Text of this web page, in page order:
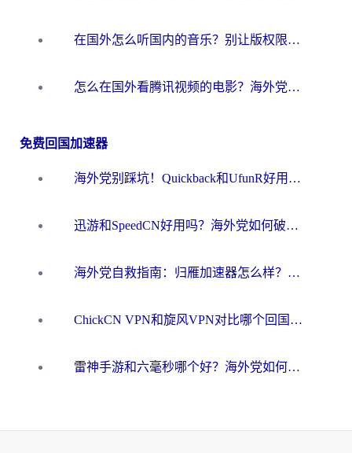
在国外怎么听国内的音乐？别让版权限制断了你的华语歌单
怎么在国外看腾讯视频的电影？海外党亲测有效的回国加速指南
免费回国加速器
海外党别踩坑！Quickback和UfunR好用吗？选对回国加速器才能无缝刷国内资源
迅游和SpeedCN好用吗？海外党如何破解那道看不见的墙
海外党自救指南：归雁加速器怎么样？教你避开坑实现国内资源无缝访问
ChickCN VPN和旋风VPN对比哪个回国效果更好？海外用户的选择困境与出路
雷神手游和六毫秒哪个好？海外党如何真正解锁国内资源